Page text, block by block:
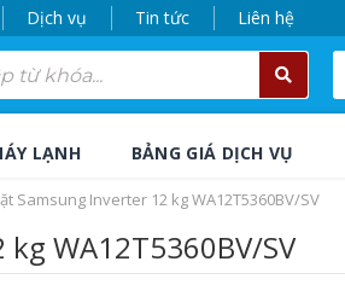
Dịch vụ Tin tức Liên hệ
LẠNH BẢNG GIÁ DỊCH VỤ
Samsung Inverter 12 kg WA12T5360BV/SV
WA12T5360BV/SV